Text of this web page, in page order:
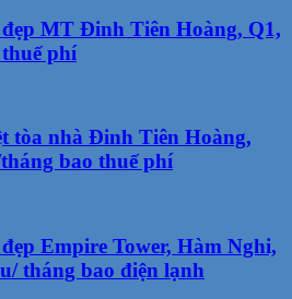
MT Đinh Tiên Hoàng, Q1,
phí
tòa nhà Đinh Tiên Hoàng,
bao thuế phí
Empire Tower, Hàm Nghi,
tháng bao điện lạnh